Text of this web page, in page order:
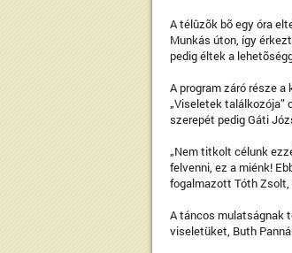
A télûzõk bõ egy óra
Munkás úton, így
pedig éltek a
A program záró része
„Viseletek találkozója”
szerepét pedig Gáti
„Nem titkolt célunk
felvenni, ez a miénk!
fogalmazott Tóth
A táncos mulatságnak
viseletüket, Buth